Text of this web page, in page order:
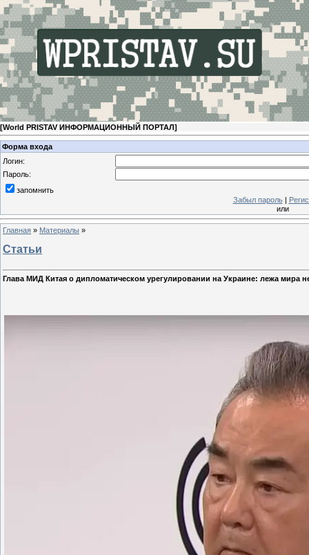
[World PRISTAV ИНФОРМАЦИОННЫЙ ПОРТАЛ]
Форма входа
Логин:
Пароль:
запомнить
Забыл пароль|
или
Главная » Материалы »
Статьи
Глава МИД Китая о дипломатическом урегулировании на Украине: лежа мира